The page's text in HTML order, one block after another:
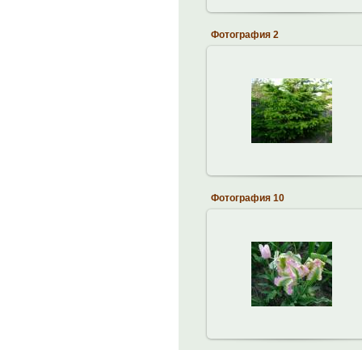
Фотография 2
23.11.2012
brodskiy
Фотография 10
23.11.2012
brodskiy